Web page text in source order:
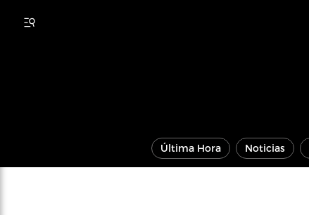
Última Hora Noticias